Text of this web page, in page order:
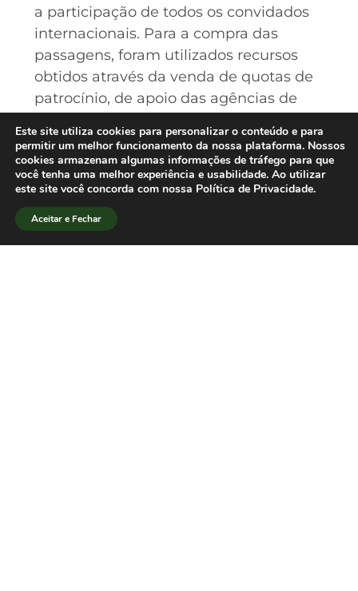
a participação de todos os convidados
internacionais. Para a compra das
passagens, foram utilizados recursos
obtidos através da venda de quotas de
patrocínio, de apoio das agências de
No total, o custo com passagens para os
9 convidados internacionais, incluindo
colegas dos Estados Unidos, América
Latina, Europa, Ásia e África, será de 32
mil reais.[/lang_pt]
Este site utiliza cookies para personalizar o conteúdo e para
permitir um melhor funcionamento da nossa plataforma. Nossos
cookies armazenam algumas informações de tráfego para que
você tenha uma melhor experiência e usabilidade. Ao utilizar
este site você concorda com nossa Política de Privacidade.
Aceitar e Fechar